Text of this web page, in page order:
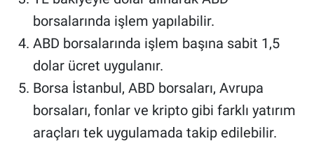
borsalarında işlem yapılabilir.
ABD borsalarında işlem başına sabit 1,5
dolar ücret uygulanır.
Borsa İstanbul, ABD borsaları, Avrupa
borsaları, fonlar ve kripto gibi farklı yatırım
araçları tek uygulamada takip edilebilir.